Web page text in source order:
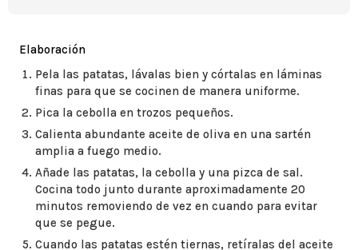
Elaboración
Pela las patatas, lávalas bien y córtalas en láminas
finas para que se cocinen de manera uniforme.
Pica la cebolla en trozos pequeños.
Calienta abundante aceite de oliva en una sartén
amplia a fuego medio.
Añade las patatas, la cebolla y una pizca de sal.
Cocina todo junto durante aproximadamente 20
minutos removiendo de vez en cuando para evitar
que se pegue.
Cuando las patatas estén tiernas, retíralas del aceite